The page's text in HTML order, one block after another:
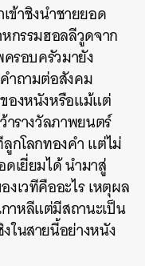
เข้าชิงนำชายยอด
กรรมฮอลลีวูดจาก
รอบครัวมายัง
ำถามต่อสังคม
องหนังหรือแม้แต่
ารางวัลภาพยนตร์
กโลกทองคำ แต่ไม่
เยี่ยมได้ นำมาสู่
งเวทีคืออะไร เหตุผล
าหลีแต่มีสถานะเป็น
ในสายนี้อย่างหนัง